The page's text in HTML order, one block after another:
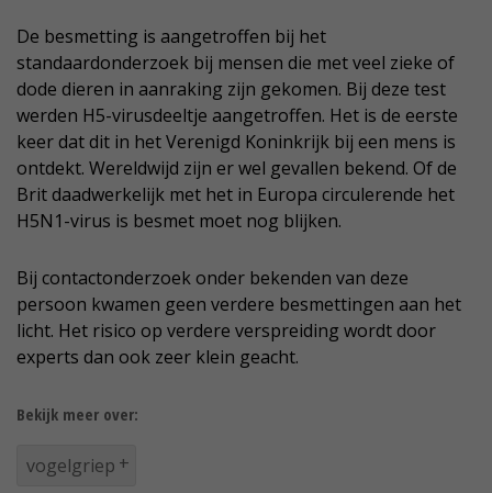
De besmetting is aangetroffen bij het
standaardonderzoek bij mensen die met veel zieke of
dode dieren in aanraking zijn gekomen. Bij deze test
werden H5-virusdeeltje aangetroffen. Het is de eerste
keer dat dit in het Verenigd Koninkrijk bij een mens is
ontdekt. Wereldwijd zijn er wel gevallen bekend. Of de
Brit daadwerkelijk met het in Europa circulerende het
H5N1-virus is besmet moet nog blijken.
Bij contactonderzoek onder bekenden van deze
persoon kwamen geen verdere besmettingen aan het
licht. Het risico op verdere verspreiding wordt door
experts dan ook zeer klein geacht.
Bekijk meer over:
vogelgriep